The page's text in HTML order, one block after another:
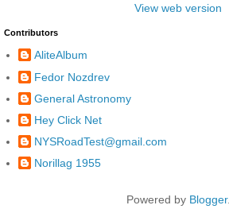
View web version
Contributors
AliteAlbum
Fedor Nozdrev
General Astronomy
Hey Click Net
NYSRoadTest@gmail.com
Norillag 1955
Powered by Blogger.